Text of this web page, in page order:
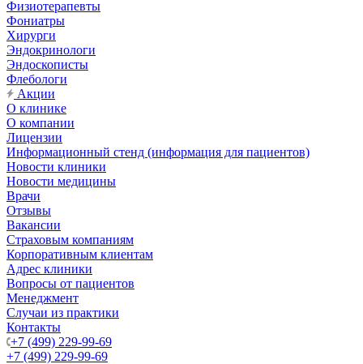
Физиотерапевты
Фониатры
Хирурги
Эндокринологи
Эндоскописты
Флебологи
Акции
О клинике
О компании
Лицензии
Информационный стенд (информация для пациентов)
Новости клиники
Новости медицины
Врачи
Отзывы
Вакансии
Страховым компаниям
Корпоративным клиентам
Адрес клиники
Вопросы от пациентов
Менеджмент
Случаи из практики
Контакты
+7 (499) 229-99-69
+7 (499) 229-99-69